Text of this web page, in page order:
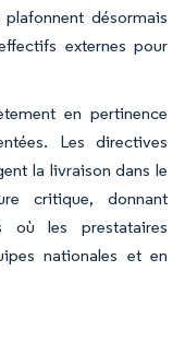
désormais
externes pour
en pertinence
Les directives
la livraison dans le
critique, donnant
où les prestataires
nationales et en